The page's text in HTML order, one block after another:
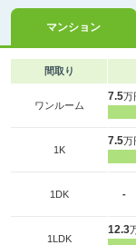
マンション
間取り
ワンルーム
7.5万
1K
7.5万
1DK -
1LDK
12.3